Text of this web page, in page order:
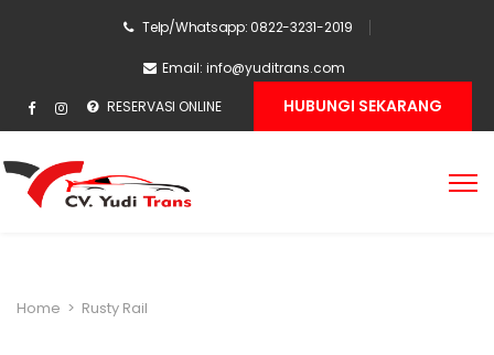
Telp/Whatsapp: 0822-3231-2019
Email: info@yuditrans.com
RESERVASI ONLINE HUBUNGI SEKARANG
Home > Rusty Rail